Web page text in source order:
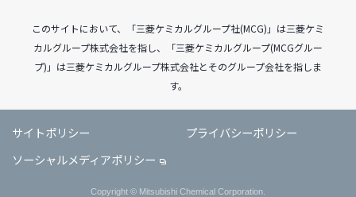
このサイトにおいて、「三菱ケミカルグループ社(MCG)」は三菱ケミ
カルグループ株式会社を指し、「三菱ケミカルグループ(MCGグルー
プ)」は三菱ケミカルグループ株式会社とそのグループ会社を指しま
す。
サイトポリシー
プライバシーポリシー
ソーシャルメディアポリシー
Copyright © Mitsubishi Chemical Corporation.